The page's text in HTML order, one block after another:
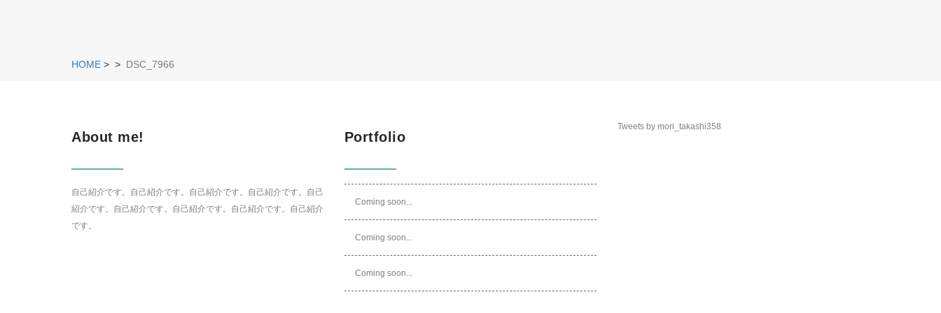
HOME > > DSC_7966
About me!
自己紹介です。自己紹介です。自己紹介です。自己紹介です。自己
紹介です。自己紹介です。自己紹介です。自己紹介です。自己紹介
です。
Portfolio
Coming soon...
Coming soon...
Coming soon...
Tweets by mori_takashi358